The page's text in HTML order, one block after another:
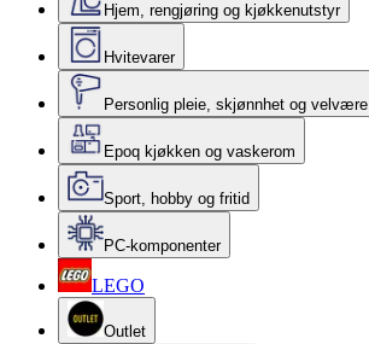
Hjem, rengjøring og kjøkkenutstyr
Hvitevarer
Personlig pleie, skjønnhet og velvære
Epoq kjøkken og vaskerom
Sport, hobby og fritid
PC-komponenter
LEGO
Outlet